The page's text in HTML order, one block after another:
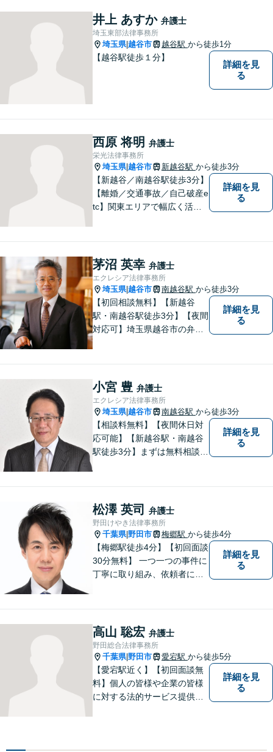
くなります。 お早めにご相談
ください。
井上 あすか 弁護士
埼玉東部法律事務所
埼玉県|越谷市 越谷駅 から徒歩1分
【越谷駅徒歩１分】
詳細を見
る
西原 将明 弁護士
栄光法律事務所
埼玉県|越谷市 新越谷駅 から徒歩3分
【新越谷／南越谷駅徒歩3分】
【離婚／交通事故／自己破産e
tc】関東エリアで幅広く活躍
リーで安心して相談いただけ
ます。お気軽にご相談くださ
い。
詳細を見
る
茅沼 英幸 弁護士
エクレシア法律事務所
埼玉県|越谷市 南越谷駅 から徒歩3分
【初回相談無料】【新越谷
駅・南越谷駅徒歩3分】【夜間
対応可】埼玉県越谷市の弁護
詳細を見
る
小宮 豊 弁護士
エクレシア法律事務所
埼玉県|越谷市 南越谷駅 から徒歩3分
【相談料無料】【夜間休日対
応可能】【新越谷駅・南越谷
駅徒歩3分】まずは無料相談
詳細を見
る
松澤 英司 弁護士
野田けやき法律事務所
千葉県| 野田市 梅郷駅 から徒歩4分
【梅郷駅徒歩4分】【初回面談
30分無料】 一つ一つの事件に
丁寧に取り組み、依頼者にと
す。
詳細を見
る
高山 聡宏 弁護士
野田総合法律事務所
千葉県| 野田市 愛宕駅 から徒歩5分
【愛宕駅近く】【初回面談無
料】個人の皆様や企業の皆様
に対する法的サービス提供に
務など、幅広く対応します。
詳細を見
る